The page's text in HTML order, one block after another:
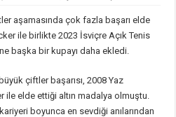
Şampiyon
Oldu
için
aşamasında çok fazla başarı elde
ile birlikte 2023 İsviçre Açık Tenis
başka bir kupayı daha ekledi.
çiftler başarısı, 2008 Yaz
ile elde ettiği altın madalya olmuştu.
boyunca en sevdiği anılarından